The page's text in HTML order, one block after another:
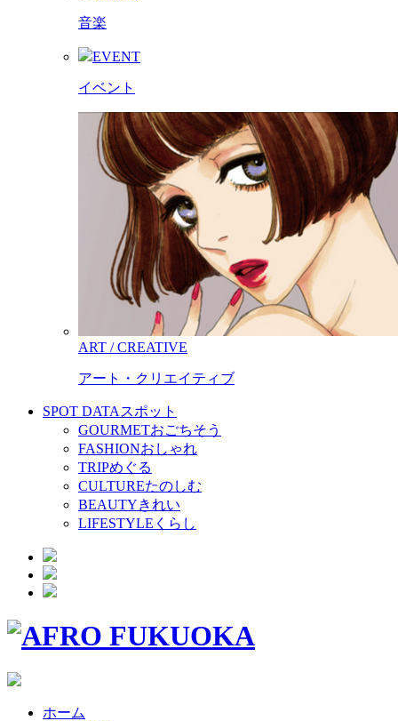
音楽
EVENT
イベント
ART / CREATIVE
アート・クリエイティブ
SPOT DATA スポット
GOURMETおごちそう
FASHIONおしゃれ
TRIPめぐる
CULTUREたのしむ
BEAUTYきれい
LIFESTYLE くらし
ホーム